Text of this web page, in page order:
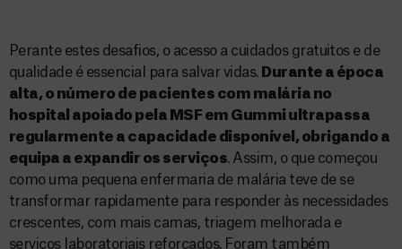
Perante estes desafios, o acesso a cuidados gratuitos e de
qualidade é essencial para salvar vidas. Durante a época
alta, o número de pacientes com malária no
hospital apoiado pela MSF em Gummi ultrapassa
regularmente a capacidade disponível, obrigando a
equipa a expandir os serviços. Assim, o que começou
como uma pequena enfermaria de malária teve de se
transformar rapidamente para responder às necessidades
crescentes, com mais camas, triagem melhorada e
serviços laboratoriais reforçados. Foram também